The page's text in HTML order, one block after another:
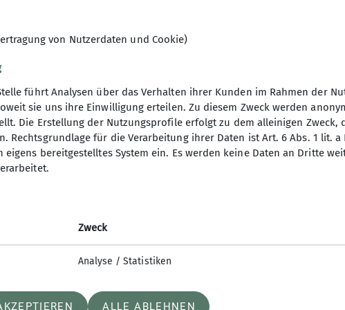
In der Regel muss sich niemand anmelden. Wir
10 bis 15 km Strecke zu bewältigen. Häufig enden die
dabei.
die mehr oder weniger regelmäßig an den
egal wie alt.
Wanderleiter werden vor Ort von den Teilnehmern
Anfahrt mit öffentlichen Verkehrsmitteln, hierfür kann
finden sich häufig Mitfahrer am Treffpunkt.
meist auf breiten, einfach zu begehenden Wegen sowie
10 und 15 km. Erschwernisse wie z.B. Steilstücke,
häufig vor. Im Einzelnen wird auf die jeweiligen
Service
Kontakt und Anfahrt
von Nutzerdaten und Cookie)
führt Analysen über das Verhalten ihrer Kunden im Rahmen der
sie uns ihre Einwilligung erteilen. Zu diesem Zweck werden
Die Erstellung der Nutzungsprofile erfolgt zu dem alleinigen Zweck,
Rechtsgrundlage für die Verarbeitung ihrer Daten ist Art. 6 Abs. 1 lit. a
eigens bereitgestelltes System ein. Es werden keine Daten an Dritte
Zweck
Analyse / Statistiken
ALLE ABLEHNEN